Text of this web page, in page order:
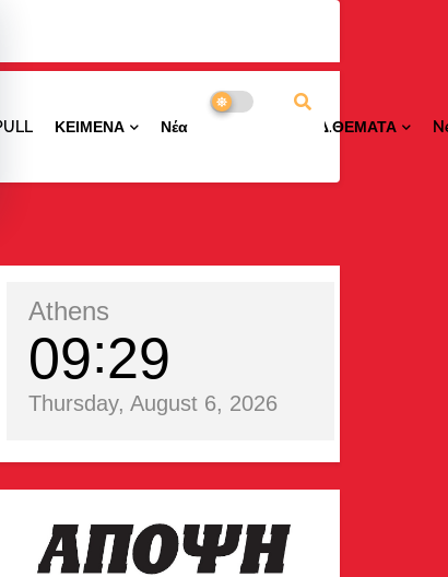
ΚΕΙΜΕΝΑ ΝέαΠΕΡΙΟΧΩΝ ΕΙΔ.ΘΕΜΑΤΑ
Athens
09 29
Thursday, August 6, 2026